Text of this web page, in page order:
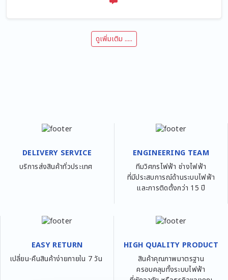
DELIVERY SERVICE
บริการส่งสินค้าทั่วประเทศ
ENGINEERING TEAM
ทีมวิศกรไฟฟ้า ช่างไฟฟ้า
ที่มีประสบการณ์ด้านระบบไฟฟ้า
และการติดตั้งกว่า 15 ปี
EASY RETURN
เปลี่ยน-คืนสินค้าง่ายภายใน 7 วัน
HIGH QUALITY PRODUCT
สินค้าคุณภาพมาตรฐาน
ครอบคลุมทั้งระบบไฟฟ้า